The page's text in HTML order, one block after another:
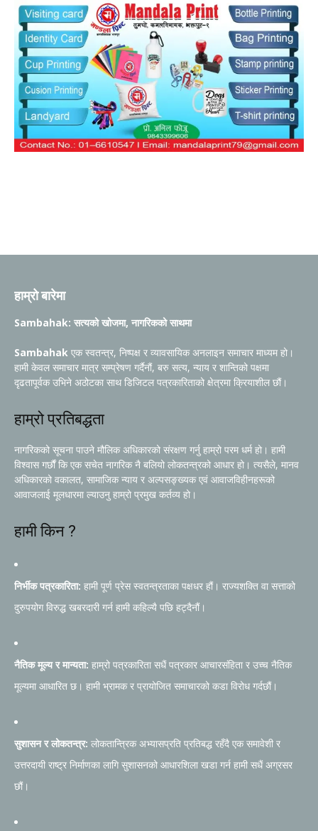
हाम्रो बारेमा
Sambahak: सत्यको खोजमा, नागरिकको साथमा
Sambahak एक स्वतन्त्र, निष्पक्ष र व्यावसायिक अनलाइन समाचार माध्यम हो।
हामी केवल समाचार मात्र सम्प्रेषण गर्दैनौं, बरु सत्य, न्याय र शान्तिको पक्षमा
दृढतापूर्वक उभिने अठोटका साथ डिजिटल पत्रकारिताको क्षेत्रमा क्रियाशील छौं।
हाम्रो प्रतिबद्धता
नागरिकको सूचना पाउने मौलिक अधिकारको संरक्षण गर्नु हाम्रो परम धर्म हो। हामी
विश्वास गर्छौं कि एक सचेत नागरिक नै बलियो लोकतन्त्रको आधार हो। त्यसैले, मानव
अधिकारको वकालत, सामाजिक न्याय र अल्पसङ्ख्यक एवं आवाजविहीनहरूको
आवाजलाई मूलधारमा ल्याउनु हाम्रो प्रमुख कर्तव्य हो।
हामी किन ?
निर्भीक पत्रकारिता: हामी पूर्ण प्रेस स्वतन्त्रताका पक्षधर हौं। राज्यशक्ति वा सत्ताको
दुरुपयोग विरुद्ध खबरदारी गर्न हामी कहिल्यै पछि हट्दैनौं।
नैतिक मूल्य र मान्यता: हाम्रो पत्रकारिता सधैं पत्रकार आचारसंहिता र उच्च नैतिक
मूल्यमा आधारित छ। हामी भ्रामक र प्रायोजित समाचारको कडा विरोध गर्दछौं।
सुशासन र लोकतन्त्र: लोकतान्त्रिक अभ्यासप्रति प्रतिबद्ध रहँदै एक समावेशी र
उत्तरदायी राष्ट्र निर्माणका लागि सुशासनको आधारशिला खडा गर्न हामी सधैं अग्रसर
छौं।